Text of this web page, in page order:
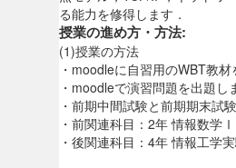
る能力を修得します．
授業の進め方・方法:
(1)授業の方法
・moodleに自習用のWBT教材
・moodleで演習問題を出題
・前期中間試験と前期期末試
・前関連科目：2年 情報数学Ⅰ
・後関連科目：4年 情報工学